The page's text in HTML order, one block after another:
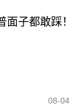
子都敢踩！
08-04